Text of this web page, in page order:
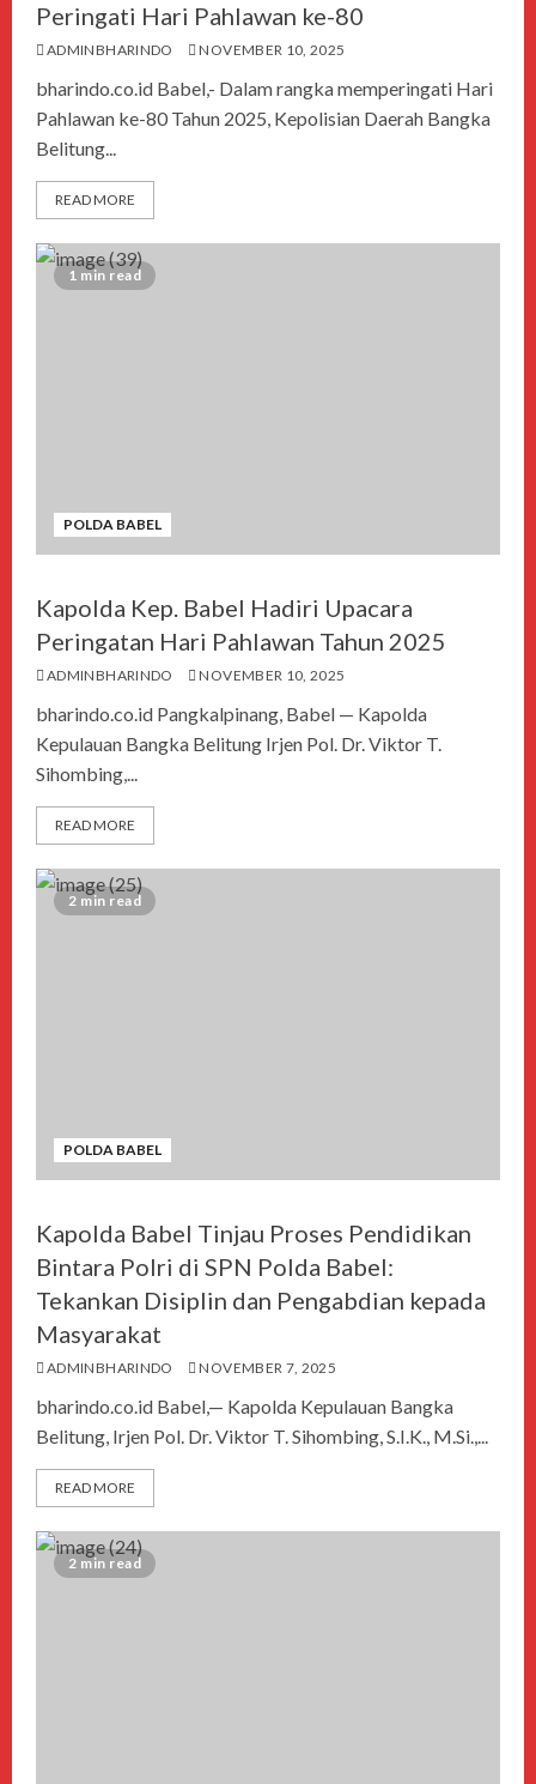
Peringati Hari Pahlawan ke-80
ADMINBHARINDO NOVEMBER 10, 2025
bharindo.co.id Babel,- Dalam rangka memperingati Hari
Pahlawan ke-80 Tahun 2025, Kepolisian Daerah Bangka
Belitung...
READ MORE
1 min read
POLDA BABEL
Kapolda Kep. Babel Hadiri Upacara
Peringatan Hari Pahlawan Tahun 2025
ADMINBHARINDO NOVEMBER 10, 2025
bharindo.co.id Pangkalpinang, Babel — Kapolda
Kepulauan Bangka Belitung Irjen Pol. Dr. Viktor T.
Sihombing,...
READ MORE
2 min read
POLDA BABEL
Kapolda Babel Tinjau Proses Pendidikan
Bintara Polri di SPN Polda Babel:
Tekankan Disiplin dan Pengabdian kepada
Masyarakat
ADMINBHARINDO NOVEMBER 7, 2025
bharindo.co.id Babel,— Kapolda Kepulauan Bangka
Belitung, Irjen Pol. Dr. Viktor T. Sihombing, S.I.K., M.Si.,...
READ MORE
2 min read